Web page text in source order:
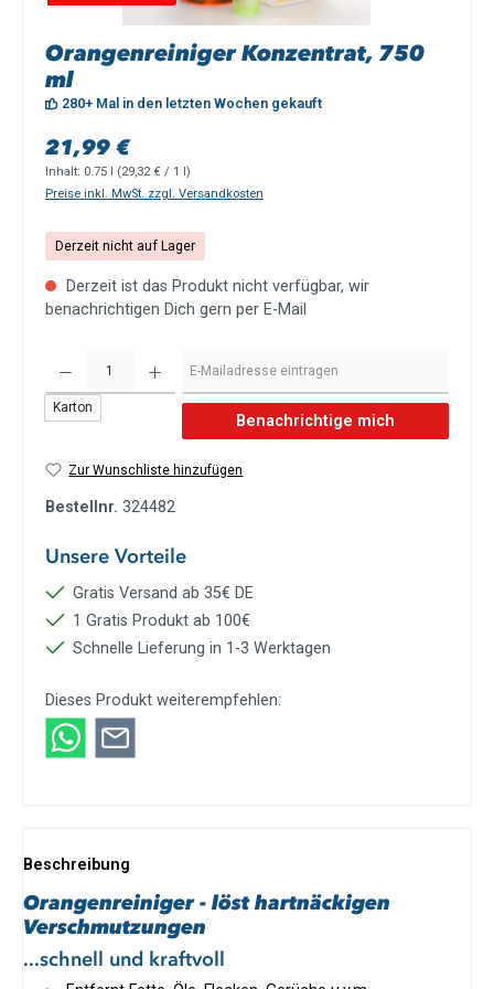
Orangenreiniger Konzentrat, 750
ml
280+ Mal in den letzten Wochen gekauft
Regulärer Preis:
21,99 €
Inhalt: 0.75 l (29,32 € / 1 l)
Preise inkl. MwSt. zzgl. Versandkosten
Derzeit nicht auf Lager
Derzeit ist das Produkt nicht verfügbar, wir
benachrichtigen Dich gern per E-Mail
Karton
Benachrichtige mich
Zur Wunschliste hinzufügen
Bestellnr. 324482
Unsere Vorteile
Gratis Versand ab 35€ DE
1 Gratis Produkt ab 100€
Schnelle Lieferung in 1-3 Werktagen
Dieses Produkt weiterempfehlen:
Beschreibung
Orangenreiniger - löst hartnäckigen
Verschmutzungen
...schnell und kraftvoll